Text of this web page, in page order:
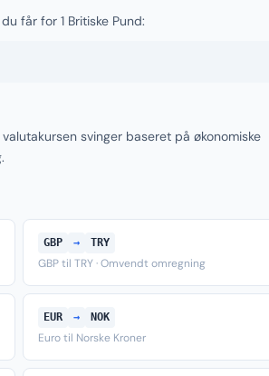
får for 1 Britiske Pund:
valutakursen svinger baseret på økonomiske
GBP → TRY
GBP til TRY · Omvendt omregning
EUR → NOK
Euro til Norske Kroner